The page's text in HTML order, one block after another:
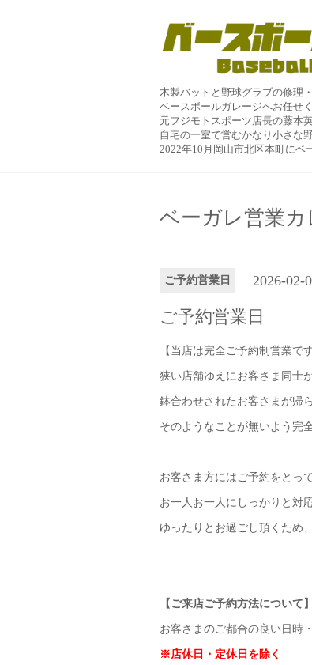
木製バットと野球グラブの修理
ベースボールガレージへお任せ
元フジモトスポーツ店長の藤本
自宅の一室で営むかなり小さな野
2022年10月岡山市北区本町にベ
ベーガレ営業カ
ご予約営業日 2026-02-
ご予約営業日
【当店は完全ご予約制営業です
狭い店舗ゆえにお客さま同士
鉢合わせされたお客さまが帰
そのようなことが無いよう完
お客さま方にはご予約をとっ
お一人お一人にしっかりと対
ゆったりとお過ごし頂くため
【ご来店ご予約方法について】
お客さまのご都合の良い日時
※店休日・定休日を除く